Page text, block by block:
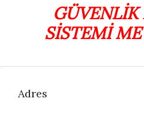
SİSTEMİ
Adres